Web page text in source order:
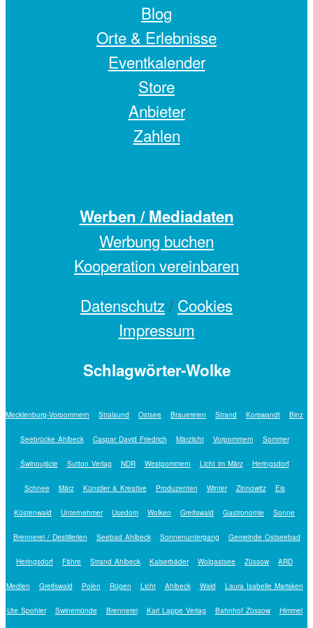
Blog
Orte & Erlebnisse
Eventkalender
Store
Anbieter
Zahlen
Werben / Mediadaten
Werbung buchen
Kooperation vereinbaren
Datenschutz/ Cookies
Impressum
Schlagwörter-Wolke
Mecklenburg-Vorpommern Stralsund Ostsee Brauereien Strand Korswandt Binz
Seebrücke Ahlbeck Caspar David Friedrich Märzlicht Vorpommern Sommer
Świnoujście Sutton Verlag NDR Westpommern Licht im März Heringsdorf
Schnee März Künstler & Kreative Produzenten Winter Zinnowitz Eis
Küstenwald Unternehmer Usedom Wolken Greifswald Gastronomie Sonne
Brennerei / Destillerien Seebad Ahlbeck Sonnenuntergang Gemeinde Ostseebad
Heringsdorf Fähre Strand Ahlbeck Kaiserbäder Wolgastsee Züssow ARD
Medien Greifswald Polen Rügen Licht Ahlbeck Wald Laura Isabelle Marisken
Ute Spohler Swinemünde Brennerei Karl Lappe Verlag Bahnhof Züssow Himmel